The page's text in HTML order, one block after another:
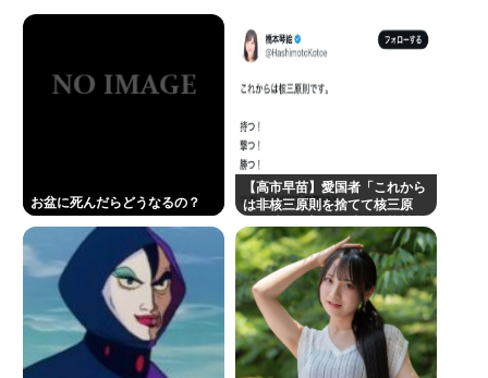
く出てこない人いるよな🙄
【緊急】少子化の原因、判明するwww
誰でもできる仕事してるやつって死にたくならん
なして君ら「テスラ」買わないの？モデル3なら300
万程度で買える.コスパ最強車がここにあるのに
有田哲平、高田馬場は「嫌いな街ですね」「早稲田
大学がございます、僕は落ちましたので」
1浪して法政に入った女さん、ワカッテTVのせいでジ
サツする
許せない不祥事タレントランキングが発表される 俺
たちの永野芽郁を抑えて1位に輝いたのは…
お盆に死んだらどうなるの？
【高市早苗】愛国者「これから
は非核三原則を捨てて核三原
には慣れている、試してみる
か？」